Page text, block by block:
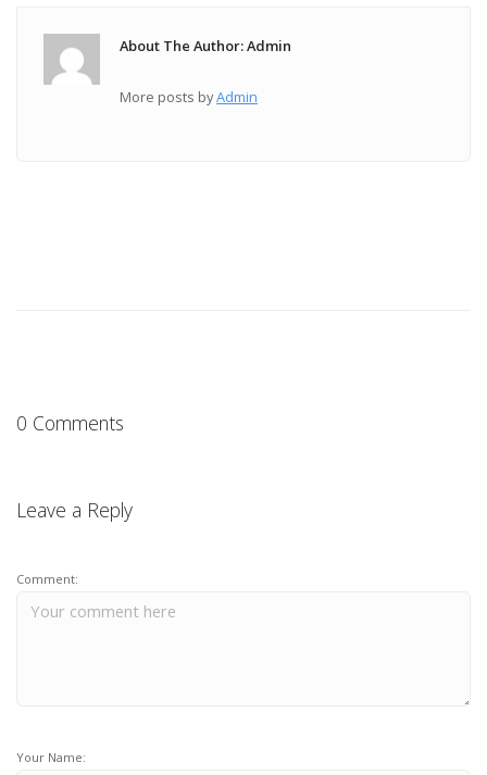
About The Author: Admin
More posts byAdmin
0 Comments
Leave a Reply
Comment:
Your Name: